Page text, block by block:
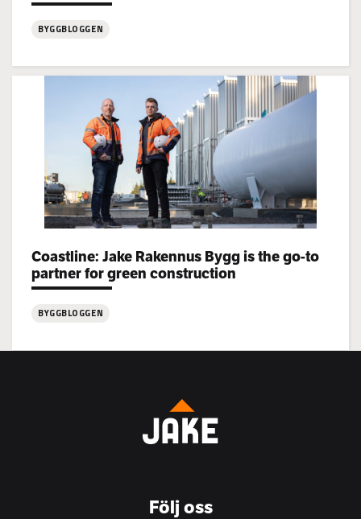
BYGGBLOGGEN
Jake
rekryterar!
Coastline: Jake Rakennus Bygg is the go-to
partner for green construction
Categories:
BYGGBLOGGEN
Följ oss